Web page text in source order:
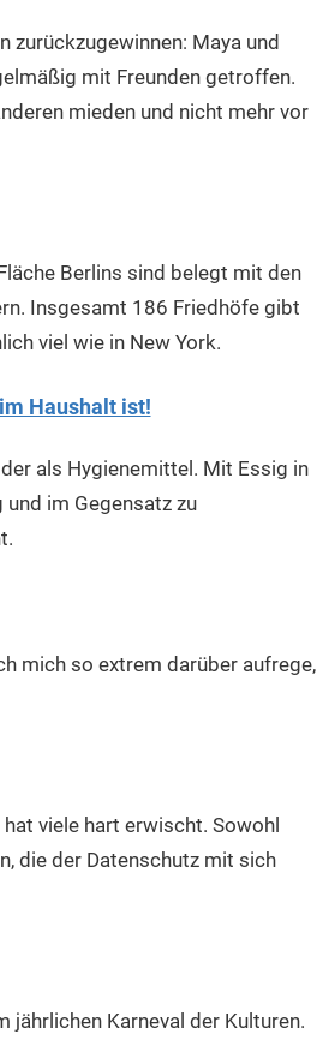
zurückzugewinnen: Maya und
mit Freunden getroffen.
mieden und nicht mehr vor
Berlins sind belegt mit den
Insgesamt 186 Friedhöfe gibt
viel wie in New York.
Haushalt ist!
als Hygienemittel. Mit Essig in
im Gegensatz zu
mich so extrem darüber aufrege,
viele hart erwischt. Sowohl
die der Datenschutz mit sich
jährlichen Karneval der Kulturen.